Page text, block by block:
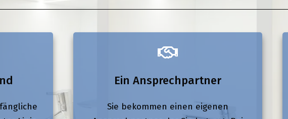
Ein Ansprechpartner
Sie bekommen einen eigenen